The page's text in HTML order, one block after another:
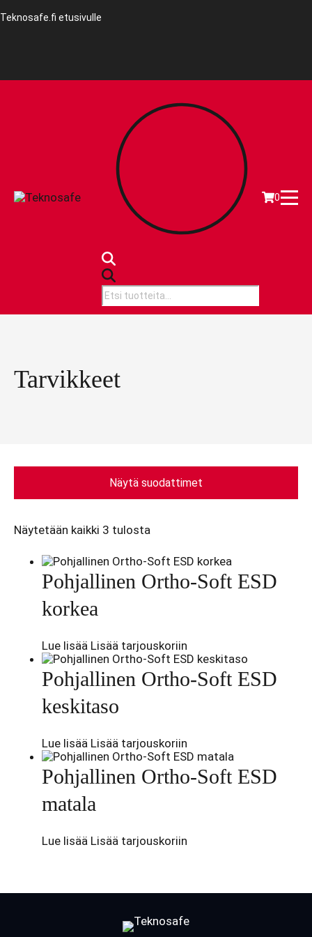
Teknosafe.fi etusivulle
search
0
Tarvikkeet
Näytä suodattimet
Näytetään kaikki 3 tulosta
Pohjallinen Ortho-Soft ESD
korkea
Lue lisää Lisää tarjouskoriin
Pohjallinen Ortho-Soft ESD
keskitaso
Lue lisää Lisää tarjouskoriin
Pohjallinen Ortho-Soft ESD
matala
Lue lisää Lisää tarjouskoriin